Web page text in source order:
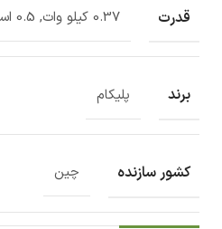
قدرت 0.37 کیلو وات, 0.5 اسب بخار
برند پلیکام
کشور سازنده چین